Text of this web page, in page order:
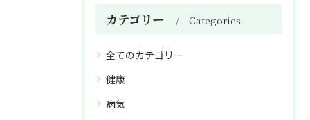
カテゴリー Categories
全てのカテゴリー
健康
病気